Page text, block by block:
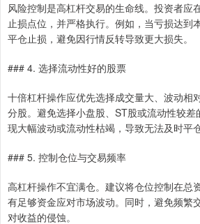
风险控制是高杠杆交易的生命线。投资者应
止损点位，并严格执行。例如，当亏损达到
平仓止损，避免因行情反转导致更大损失。
### 4. 选择流动性好的股票
十倍杠杆操作应优先选择成交量大、波动相
分股。避免选择小盘股、ST股或流动性较差
现大幅波动或流动性枯竭，导致无法及时平仓
### 5. 控制仓位与交易频率
高杠杆操作不宜满仓。建议将仓位控制在总
有足够资金应对市场波动。同时，避免频繁
对收益的侵蚀。